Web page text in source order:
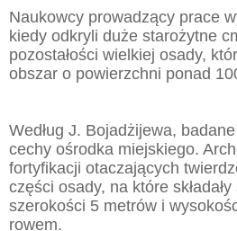
Naukowcy prowadzący prace
kiedy odkryli duże starożytne
pozostałości wielkiej osady,
obszar o powierzchni ponad
Według J. Bojadżijewa,
cechy ośrodka miejskiego.
fortyfikacji otaczających
części osady, na które
szerokości 5 metrów i
rowem.